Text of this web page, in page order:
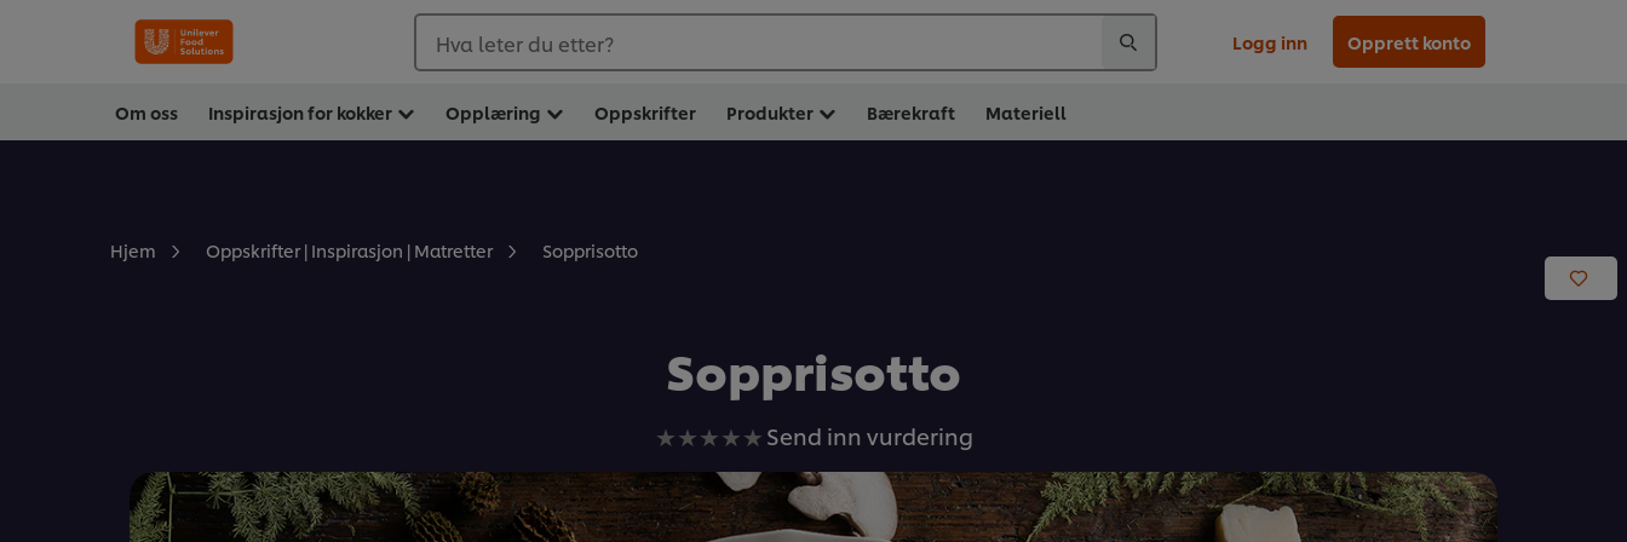
Hva leter du etter? Logg inn Opprett konto
Om oss Inspirasjon for kokker Opplæring Oppskrifter Produkter Bærekraft Materiell
Hjem Oppskrifter | Inspirasjon | Matretter Sopprisotto
Sopprisotto
Ingen
vurderinger
sendt
inn
Send inn vurdering